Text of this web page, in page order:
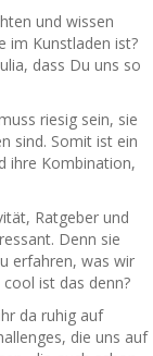
und wissen
im Kunstladen ist?
dass Du uns so
riesig sein, sie
sind. Somit ist ein
ihre Kombination,
Ratgeber und
Denn sie
erfahren, was wir
ist das denn?
da ruhig auf
die uns auf